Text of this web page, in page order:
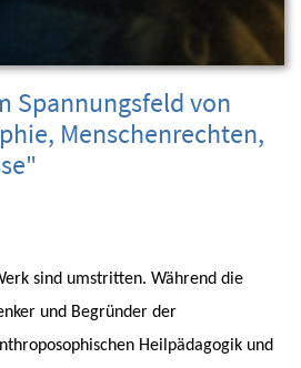
Spannungsfeld von
Menschenrechten,
sind umstritten. Während die
und Begründer der
Heilpädagogik und